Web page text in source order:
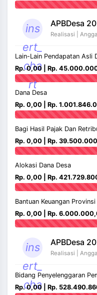
ins
ert_
cha
rt
APBDesa
Realisasi |
Lain-Lain Pendapatan Asli
Rp. 0,00 | Rp.
Dana Desa
Rp. 0,00 | Rp.
Bagi Hasil Pajak Dan
Rp. 0,00 | Rp.
Alokasi Dana Desa
Rp. 0,00 | Rp.
Bantuan Keuangan Provinsi
Rp. 0,00 | Rp.
ins
ert_
cha
APBDesa
Realisasi |
Bidang Penyelenggaran
Rp. 0,00 | Rp.